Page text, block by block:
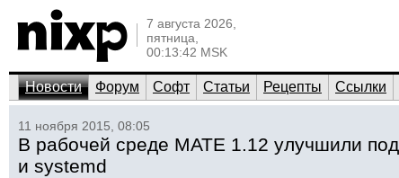
7 августа 2026,
пятница,
00:13:42 MSK
Новости Форум Софт Статьи Рецепты Ссылки
11 ноября 2015, 08:05
В рабочей среде MATE 1.12 улучшили
и systemd